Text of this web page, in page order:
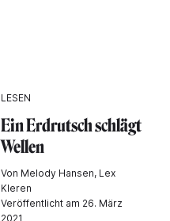
LESEN
Ein Erdrutsch schlägt
Wellen
Von Melody Hansen, Lex
Kleren
Veröffentlicht am 26. März
2021